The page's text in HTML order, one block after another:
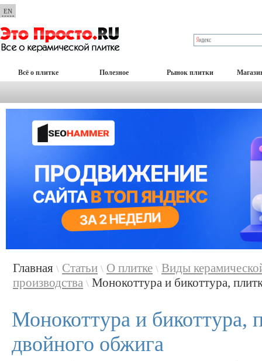
EN
Всё о плитке Полезное Рынок плитки
Главная \ Статьи \ О плитке \ Виды
производства \ Монокоттура и бикоттура,
Монокоттура и бикоттура,
двойного обжига